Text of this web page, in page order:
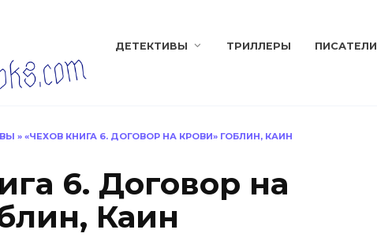
ДЕТЕКТИВЫ ТРИЛЛЕРЫ ПИСАТЕЛИ
» «ЧЕХОВ КНИГА 6. ДОГОВОР НА КРОВИ» ГОБЛИН, КАИН
6. Договор на
Каин